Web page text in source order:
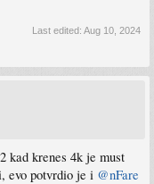
Last edited: Aug 10, 2024
kad krenes 4k je must
evo potvrdio je i @nFare